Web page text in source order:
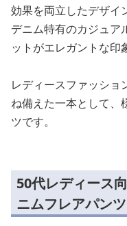
効果を両立したデザイ
デニム特有のカジュア
ットがエレガントな印
レディースファッショ
ね備えた一本として、
ツです。
50代レディース
ニムフレアパンツ